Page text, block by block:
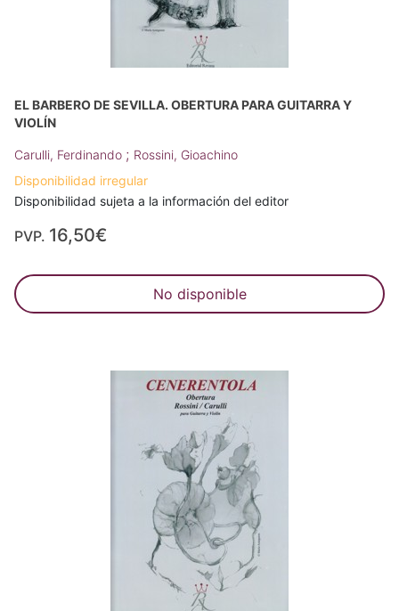
EL BARBERO DE SEVILLA. OBERTURA PARA GUITARRA Y
VIOLÍN
Carulli, Ferdinando ; Rossini, Gioachino
Disponibilidad irregular
Disponibilidad sujeta a la información del editor
PVP. 16,50€
No disponible